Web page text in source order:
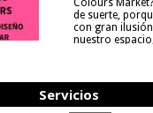
Colours
de suerte,
con gran ilusión
nuestro
Servicios